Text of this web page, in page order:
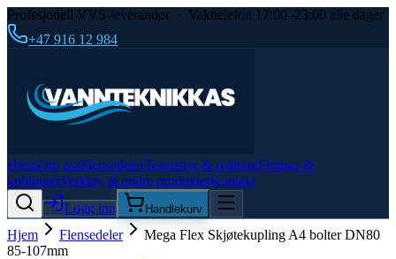
Profesjonell VVS-leverandør · Vakttelefon 17:00–23:00 alle dager
+47 916 12 984
HjemOm ossFlensedelerTestutstyr & redningFittings &
koblingerVerktøy & andre produkterKontakt
Logg inn
Handlekurv
Hjem Flensedeler
Mega Flex Skjøtekupling A4 bolter DN80
85-107mm